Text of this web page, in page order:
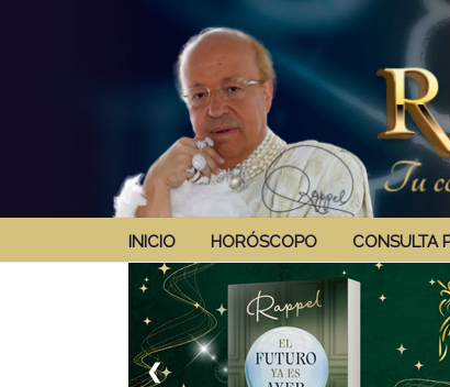
INICIO HORÓSCOPO CONSULTA
❮